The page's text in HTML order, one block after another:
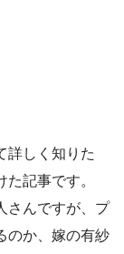
詳しく知りた
記事です。
さんですが、プ
のか、嫁の有紗